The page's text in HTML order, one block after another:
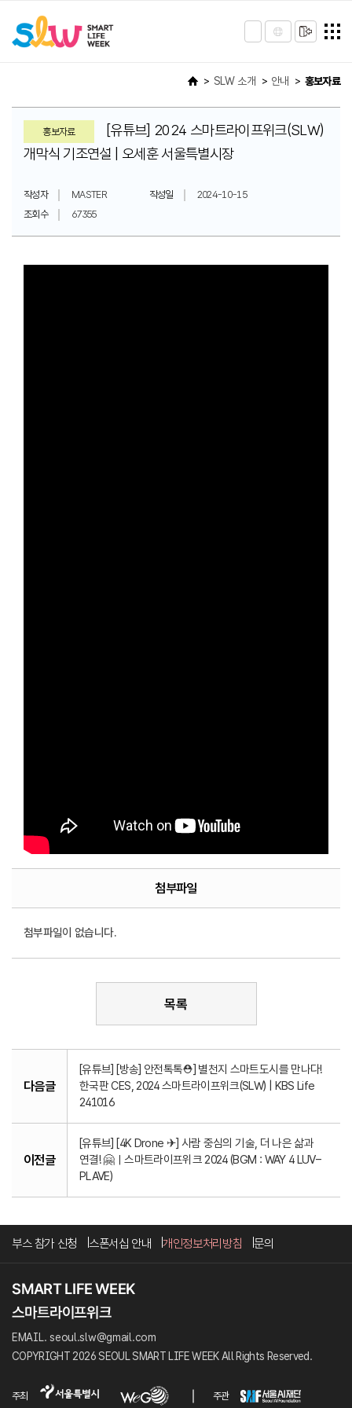
SLW 소개 안내 홍보자료
홍보자료
[유튜브] 2024 스마트라이프위크(SLW)
개막식 기조연설 | 오세훈 서울특별시장
작성자 MASTER 작성일
2024-10-15
조회수
67355
첨부파일
첨부파일이 없습니다.
목록
다음글
[유튜브] [방송] 안전톡톡⛑️] 별천지 스마트도시를 만나다!
한국판 CES, 2024 스마트라이프위크(SLW) | KBS Life
241016
이전글
[유튜브] [4K Drone ✈] 사람 중심의 기술, 더 나은 삶과
연결! 🤗ㅣ스마트라이프위크 2024 (BGM : WAY 4 LUV–
PLAVE)
부스 참가 신청 스폰서십 안내 개인정보처리방침 문의
EMAIL. seoul.slw@gmail.com
COPYRIGHT 2026 SEOUL SMART LIFE WEEK All Rights Reserved.
주최 주관